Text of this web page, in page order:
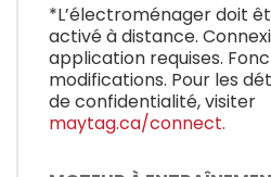
*L’électroménager doit
activé à distance.
application requises.
modifications. Pour les
de confidentialité, visiter
maytag.ca/connect.